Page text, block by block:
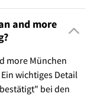
and more
more München
wichtiges Detail
bei den